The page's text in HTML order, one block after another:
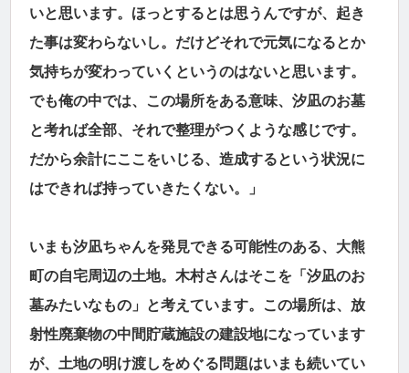
いと思います。ほっとするとは思うんですが、起き
た事は変わらないし。だけどそれで元気になるとか
気持ちが変わっていくというのはないと思います。
でも俺の中では、この場所をある意味、汐凪のお墓
と考れば全部、それで整理がつくような感じです。
だから余計にここをいじる、造成するという状況に
はできれば持っていきたくない。」
いまも汐凪ちゃんを発見できる可能性のある、大熊
町の自宅周辺の土地。木村さんはそこを「汐凪のお
墓みたいなもの」と考えています。この場所は、放
射性廃棄物の中間貯蔵施設の建設地になっています
が、土地の明け渡しをめぐる問題はいまも続いてい